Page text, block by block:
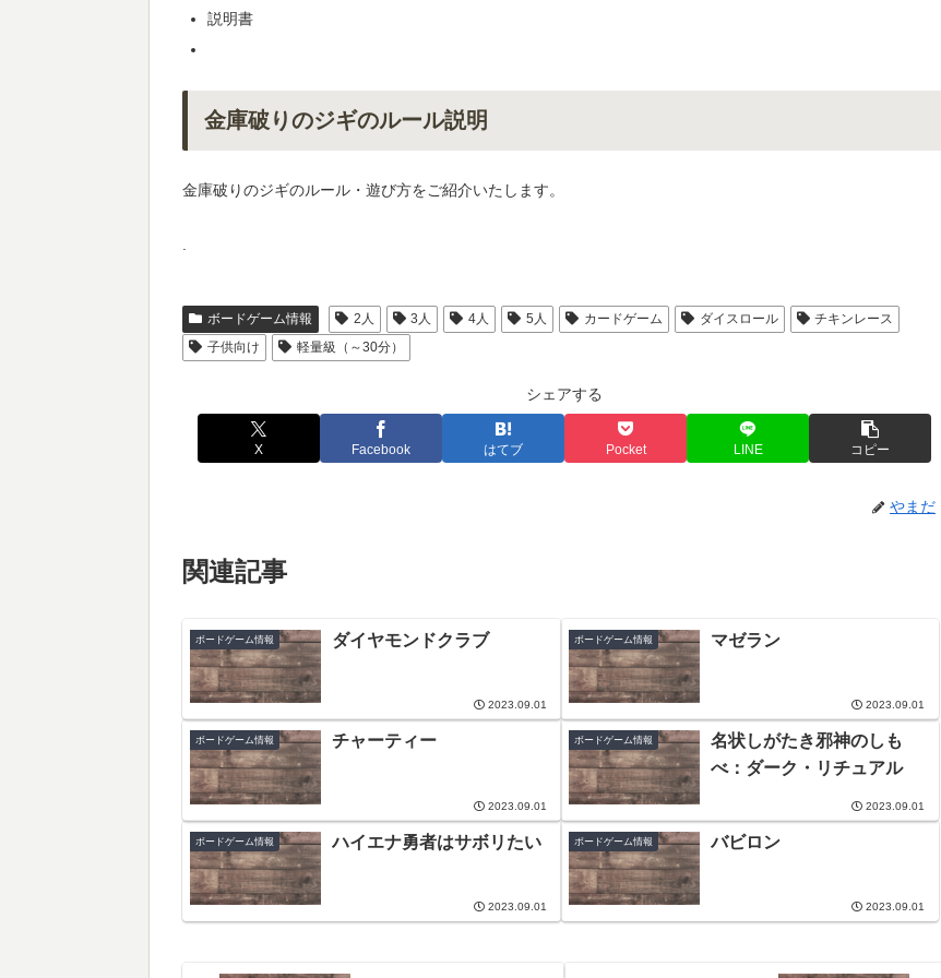
説明書
金庫破りのジギのルール説明
金庫破りのジギのルール・遊び方をご紹介いたします。
.
ボードゲーム情報 2人 3人 4人 5人 カードゲーム ダイスロール
チキンレース
子供向け
軽量級（～30分）
シェアする
X Facebook はてブ Pocket LINE コピー
やまだ
関連記事
ボードゲーム情報 ダイヤモンドクラブ
2023.09.01
ボードゲーム情報 マゼラン
2023.09.01
ボードゲーム情報 チャーティー
2023.09.01
ボードゲーム情報
名状しがたき邪神のしも
べ：ダーク・リチュアル
2023.09.01
ボードゲーム情報 ハイエナ勇者はサボリたい
2023.09.01
ボードゲーム情報 バビロン
2023.09.01